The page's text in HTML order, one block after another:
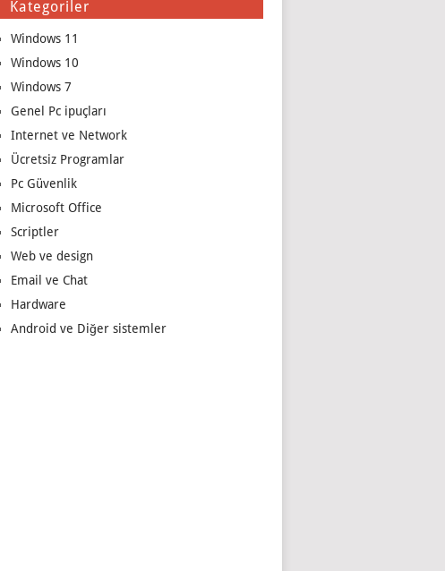
Kategoriler
Windows 11
Windows 10
Windows 7
Genel Pc ipuçları
Internet ve Network
Ücretsiz Programlar
Pc Güvenlik
Microsoft Office
Scriptler
Web ve design
Email ve Chat
Hardware
Android ve Diğer sistemler